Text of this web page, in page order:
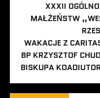
XXXII
MAŁŻEŃSTW
WAKACJE Z
BP KRZYSZTOF
BISKUPA